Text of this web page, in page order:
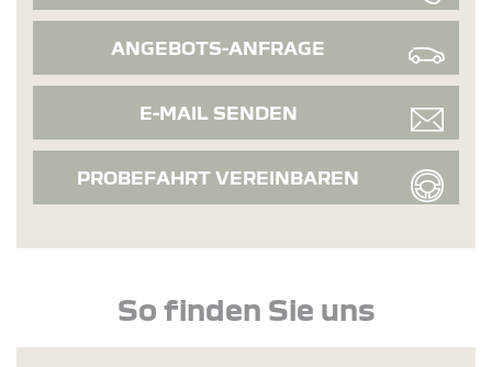
ANGEBOTS-ANFRAGE
E-MAIL SENDEN
PROBEFAHRT VEREINBAREN
So finden Sie uns